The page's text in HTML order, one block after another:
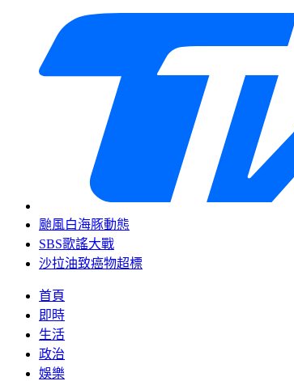
颱風白海豚動態
SBS歌謠大戰
沙拉油致癌物超標
首頁
即時
生活
政治
娛樂